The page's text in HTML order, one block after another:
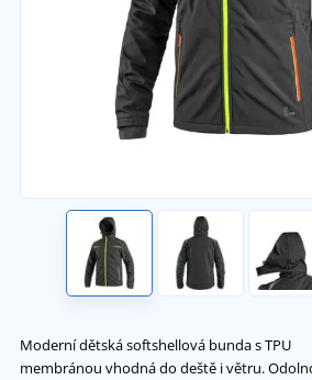
Moderní dětská softshellová bunda s TPU
membránou vhodná do deště i větru.